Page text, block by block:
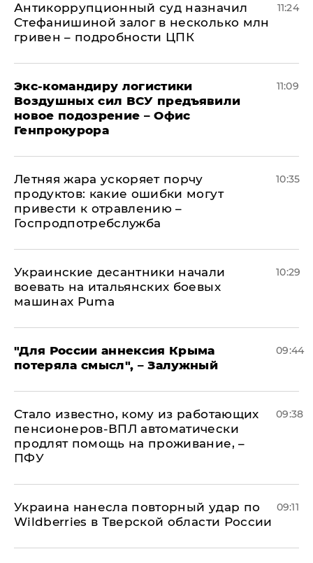
Антикоррупционный суд назначил
Стефанишиной залог в несколько млн
гривен – подробности ЦПК
11:24
Экс-командиру логистики
Воздушных сил ВСУ предъявили
новое подозрение – Офис
Генпрокурора
11:09
Летняя жара ускоряет порчу
продуктов: какие ошибки могут
привести к отравлению –
Госпродпотребслужба
10:35
Украинские десантники начали
воевать на итальянских боевых
машинах Puma
10:29
"Для России аннексия Крыма
потеряла смысл", – Залужный
09:44
Стало известно, кому из работающих
пенсионеров-ВПЛ автоматически
продлят помощь на проживание, –
ПФУ
09:38
Украина нанесла повторный удар по
Wildberries в Тверской области России
09:11